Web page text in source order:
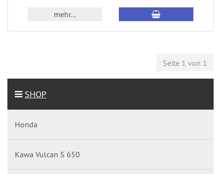
mehr...
Seite 1 von 1
SHOP
Honda
Kawa Vulcan S 650